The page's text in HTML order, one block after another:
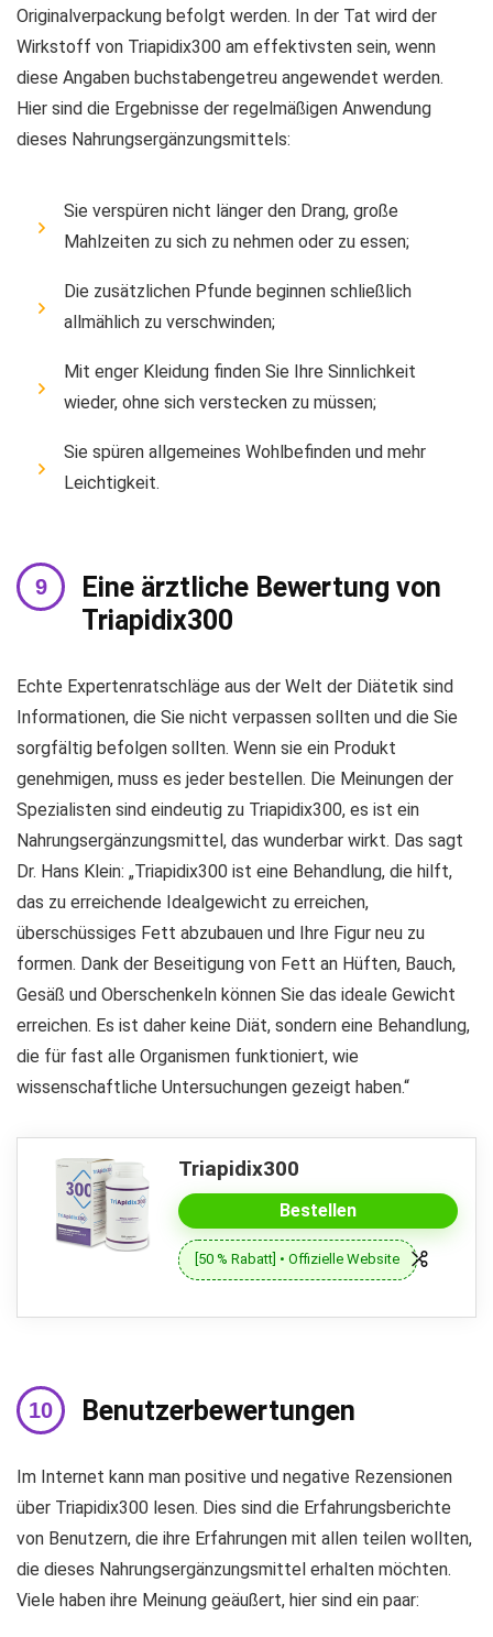
Originalverpackung befolgt werden. In der Tat wird der
Wirkstoff von Triapidix300 am effektivsten sein, wenn
diese Angaben buchstabengetreu angewendet werden.
Hier sind die Ergebnisse der regelmäßigen Anwendung
dieses Nahrungsergänzungsmittels:
Sie verspüren nicht länger den Drang, große
Mahlzeiten zu sich zu nehmen oder zu essen;
Die zusätzlichen Pfunde beginnen schließlich
allmählich zu verschwinden;
Mit enger Kleidung finden Sie Ihre Sinnlichkeit
wieder, ohne sich verstecken zu müssen;
Sie spüren allgemeines Wohlbefinden und mehr
Leichtigkeit.
Eine ärztliche Bewertung von
Triapidix300
Echte Expertenratschläge aus der Welt der Diätetik sind
Informationen, die Sie nicht verpassen sollten und die Sie
sorgfältig befolgen sollten. Wenn sie ein Produkt
genehmigen, muss es jeder bestellen. Die Meinungen der
Spezialisten sind eindeutig zu Triapidix300, es ist ein
Nahrungsergänzungsmittel, das wunderbar wirkt. Das sagt
Dr. Hans Klein: „Triapidix300 ist eine Behandlung, die hilft,
das zu erreichende Idealgewicht zu erreichen,
überschüssiges Fett abzubauen und Ihre Figur neu zu
formen. Dank der Beseitigung von Fett an Hüften, Bauch,
Gesäß und Oberschenkeln können Sie das ideale Gewicht
erreichen. Es ist daher keine Diät, sondern eine Behandlung,
die für fast alle Organismen funktioniert, wie
wissenschaftliche Untersuchungen gezeigt haben.“
Triapidix300
Bestellen
[50 % Rabatt] • Offizielle Website
Benutzerbewertungen
Im Internet kann man positive und negative Rezensionen
über Triapidix300 lesen. Dies sind die Erfahrungsberichte
von Benutzern, die ihre Erfahrungen mit allen teilen wollten,
die dieses Nahrungsergänzungsmittel erhalten möchten.
Viele haben ihre Meinung geäußert, hier sind ein paar: